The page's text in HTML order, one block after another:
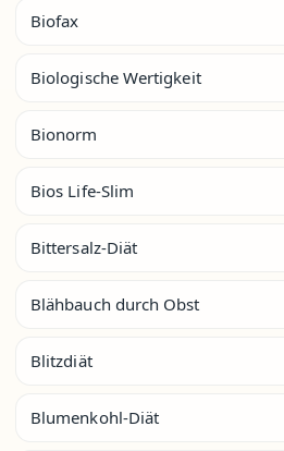
Biofax
Biologische Wertigkeit
Bionorm
Bios Life-Slim
Bittersalz-Diät
Blähbauch durch Obst
Blitzdiät
Blumenkohl-Diät